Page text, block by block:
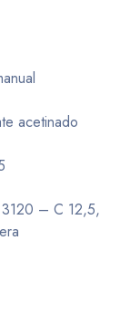
acetinado
– C 12,5,